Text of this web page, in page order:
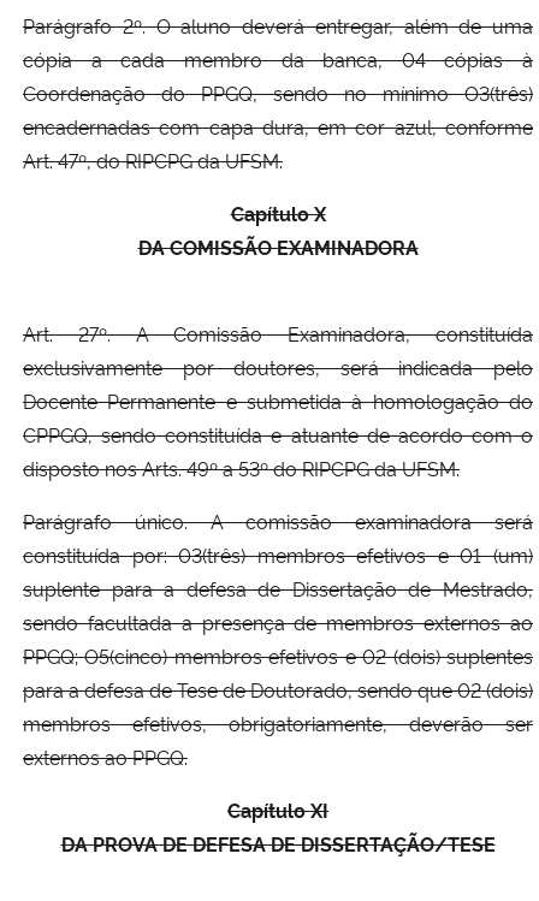
Parágrafo 2º. O aluno deverá entregar, além de uma
cópia a cada membro da banca, 04 cópias à
Coordenação do PPGQ, sendo no mínimo O3(três)
encadernadas com capa dura, em cor azul, conforme
Art. 47º, do RIPCPG da UFSM.
Capítulo X
DA COMISSÃO EXAMINADORA
Art. 27º. A Comissão Examinadora, constituída
exclusivamente por doutores, será indicada pelo
Docente Permanente e submetida à homologação do
CPPGQ, sendo constituída e atuante de acordo com o
disposto nos Arts. 49º a 53º do RIPCPG da UFSM.
Parágrafo único. A comissão examinadora será
constituída por: 03(três) membros efetivos e 01 (um)
suplente para a defesa de Dissertação de Mestrado,
sendo facultada a presença de membros externos ao
PPGQ; O5(cinco) membros efetivos e 02 (dois) suplentes
para a defesa de Tese de Doutorado, sendo que 02 (dois)
membros efetivos, obrigatoriamente, deverão ser
externos ao PPGQ.
Capítulo XI
DA PROVA DE DEFESA DE DISSERTAÇÃO/TESE